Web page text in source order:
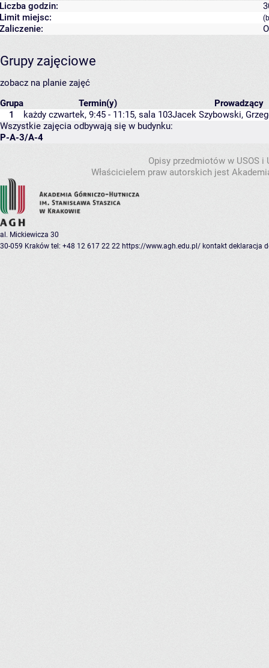
Liczba godzin:
Limit miejsc:
Zaliczenie:
Grupy zajęciowe
zobacz na planie zajęć
Grupa
Termin(y)
Prowadzący
1
każdy czwartek, 9:45 - 11:15, sala 103Jacek Szybowski,
Wszystkie zajęcia odbywają się w budynku:
P-A-3/A-4
Opisy przedmiotów w USOS
Właścicielem praw autorskich jest
al. Mickiewicza 30
30-059 Kraków tel: +48 12 617 22 22 https://www.agh.edu.pl/ kontakt deklaracja